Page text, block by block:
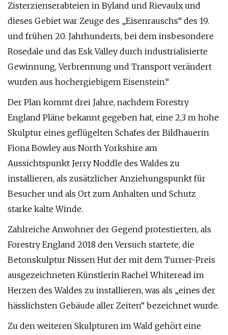
Zisterzienserabteien in Byland und Rievaulx und
dieses Gebiet war Zeuge des „Eisenrauschs“ des 19.
und frühen 20. Jahrhunderts, bei dem insbesondere
Rosedale und das Esk Valley durch industrialisierte
Gewinnung, Verbrennung und Transport verändert
wurden aus hochergiebigem Eisenstein.“
Der Plan kommt drei Jahre, nachdem Forestry
England Pläne bekannt gegeben hat, eine 2,3 m hohe
Skulptur eines geflügelten Schafes der Bildhauerin
Fiona Bowley aus North Yorkshire am
Aussichtspunkt Jerry Noddle des Waldes zu
installieren, als zusätzlicher Anziehungspunkt für
Besucher und als Ort zum Anhalten und Schutz
starke kalte Winde.
Zahlreiche Anwohner der Gegend protestierten, als
Forestry England 2018 den Versuch startete, die
Betonskulptur Nissen Hut der mit dem Turner-Preis
ausgezeichneten Künstlerin Rachel Whiteread im
Herzen des Waldes zu installieren, was als „eines der
hässlichsten Gebäude aller Zeiten“ bezeichnet wurde.
Zu den weiteren Skulpturen im Wald gehört eine